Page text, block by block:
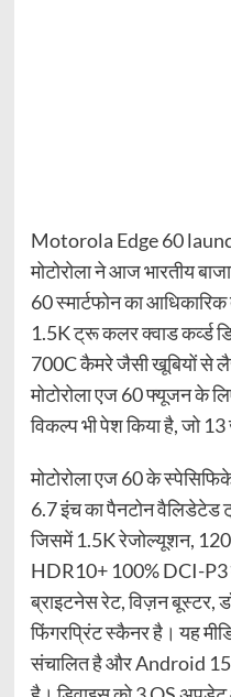
Motorola Edge 60
मोटोरोला ने आज भारतीय
60 स्मार्टफोन का
1.5K ट्रू कलर क्वाड कर्व्ड
700C कैमरे जैसी खूबियों से
मोटोरोला एज 60 फ्यूजन के
विकल्प भी पेश किया है, जो
मोटोरोला एज 60 के
6.7 इंच का पैनटोन वैलिडेटेड
जिसमें 1.5K रेजोल्यूशन,
HDR10+ 100% DCI-
ब्राइटनेस रेट, विज़न बूस्टर,
फिंगरप्रिंट स्कैनर है। यह
संचालित है और Android